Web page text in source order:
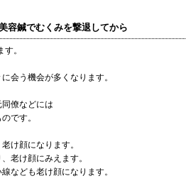
容鍼でむくみを撃退してから
。
会う機会が多くなります。
僚などには
です。
け顔になります。
老け顔にみえます。
なども老け顔になります。